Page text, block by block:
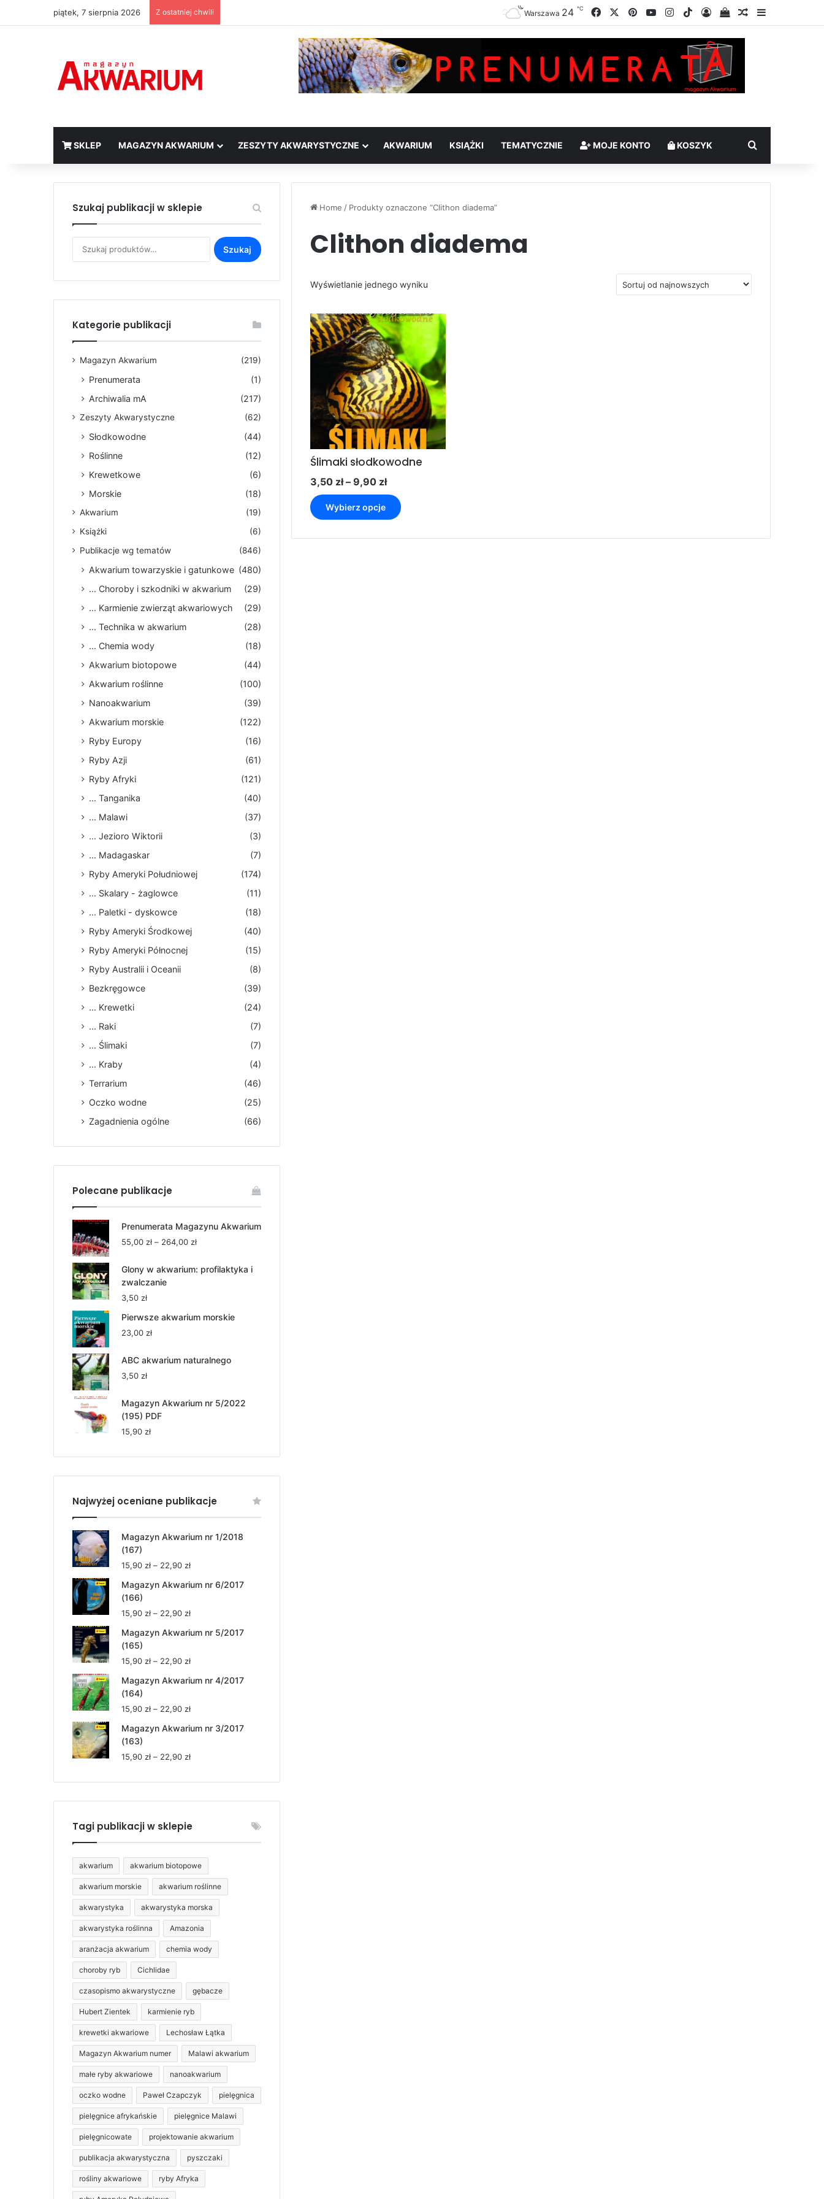
piątek, 7 sierpnia 2026 Z ostatniej chwili Warszawa 24 ℃ FacebookPinterestYouTubeInstagram
TikTokZalogujSprawdź swój
Losowy artykuł
Sidebar
SKLEP MAGAZYN AKWARIUM ZESZYTY AKWARYSTYCZNE AKWARIUM KSIĄŻKI TEMATYCZNIE MOJE KONTO KOSZYK Szukaj
Home / Produkty oznaczone “Clithon diadema”
Clithon diadema
Wyświetlanie jednego wyniku
Ślimaki słodkowodne
3,50 zł – 9,90 złZakres
cen:
3,50 zł
Wybierz opcje
produkt
wiele
Szukaj publikacji w sklepie
Szukaj
Kategorie publikacji
Magazyn Akwarium (219)
Prenumerata
(1)
Archiwalia mA
(217)
Zeszyty Akwarystyczne (62)
Słodkowodne
(44)
Roślinne
(12)
Krewetkowe
(6)
Morskie
(18)
Akwarium
(19)
Książki
(6)
Publikacje wg tematów
(846)
Akwarium towarzyskie i gatunkowe (480)
... Choroby i szkodniki w akwarium
(29)
... Karmienie zwierząt akwariowych
(29)
... Technika w akwarium
(28)
... Chemia wody
(18)
Akwarium biotopowe
(44)
Akwarium roślinne
(100)
Nanoakwarium
(39)
Akwarium morskie
(122)
Ryby Europy
(16)
Ryby Azji
(61)
Ryby Afryki
(121)
... Tanganika
(40)
... Malawi
(37)
... Jezioro Wiktorii
(3)
... Madagaskar
(7)
Ryby Ameryki Południowej
(174)
... Skalary - żaglowce
(11)
... Paletki - dyskowce
(18)
Ryby Ameryki Środkowej
(40)
Ryby Ameryki Północnej
(15)
Ryby Australii i Oceanii
(8)
Bezkręgowce
(39)
... Krewetki
(24)
... Raki
(7)
... Ślimaki
(7)
... Kraby
(4)
Terrarium
(46)
Oczko wodne
(25)
Zagadnienia ogólne
(66)
Polecane publikacje
Prenumerata Magazynu Akwarium
55,00 zł – 264,00 złZakres
od
Glony w akwarium: profilaktyka i
zwalczanie
3,50 zł
Pierwsze akwarium morskie
23,00 zł
ABC akwarium naturalnego
3,50 zł
Magazyn Akwarium nr 5/2022
(195) PDF
15,90 zł
Najwyżej oceniane publikacje
Magazyn Akwarium nr 1/2018
(167)
15,90 zł – 22,90 złZakres
od
do
22,90 zł
Magazyn Akwarium nr 6/2017
(166)
15,90 zł – 22,90 złZakres
od
do
22,90 zł
Magazyn Akwarium nr 5/2017
(165)
15,90 zł – 22,90 złZakres
od
do
22,90 zł
Magazyn Akwarium nr 4/2017
(164)
15,90 zł – 22,90 złZakres
od
do
Magazyn Akwarium nr 3/2017
(163)
15,90 zł – 22,90 złZakres
od
Tagi publikacji w sklepie
akwarium akwarium biotopowe
akwarium morskie akwarium roślinne
akwarystyka akwarystyka morska
akwarystyka roślinna Amazonia
aranżacja akwarium chemia wody
choroby ryb Cichlidae
czasopismo akwarystyczne gębacze
Hubert Zientek karmienie ryb
krewetki akwariowe Lechosław Łątka
Magazyn Akwarium numer Malawi akwarium
małe ryby akwariowe nanoakwarium
oczko wodne Paweł Czapczyk pielęgnica
pielęgnice afrykańskie pielęgnice Malawi
pielęgnicowate projektowanie akwarium
publikacja akwarystyczna pyszczaki
rośliny akwariowe ryby Afryka